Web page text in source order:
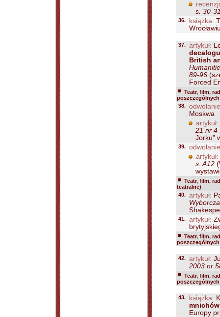
s. 30-
36. książka:
37. artykuł:
British
89-96
Forced
Teatr, film,
38.
Moskwa
artykuł:
21 nr 4
Jorku"
39.
artykuł:
s. A12
Teatr, film,
teatralne)
40. artykuł:
41. artykuł:
Teatr, film,
42. artykuł:
2003 nr
Teatr, film,
43. książka:
Europy